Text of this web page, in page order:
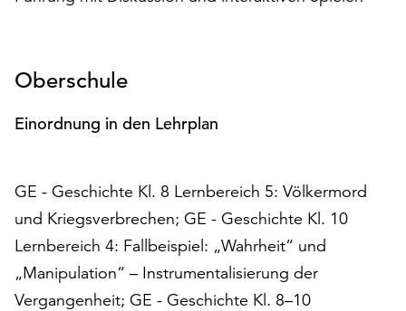
die
verwendeten
anpassen,
die
Einstellungen
über
die
Schaltfläche
„Auswählen“.
Oberschule
Einordnung in den Lehrplan
GE - Geschichte Kl. 8 Lernbereich 5: Völkermord
und Kriegsverbrechen; GE - Geschichte Kl. 10
Lernbereich 4: Fallbeispiel: „Wahrheit“ und
„Manipulation“ – Instrumentalisierung der
Vergangenheit; GE - Geschichte Kl. 8–10